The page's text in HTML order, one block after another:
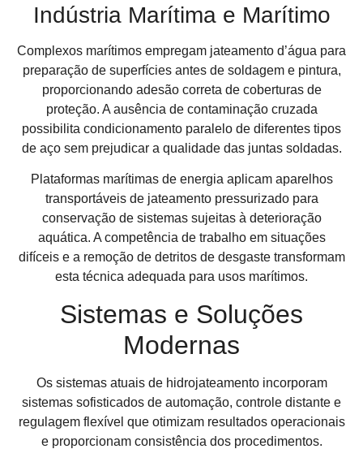
Indústria Marítima e Marítimo
Complexos marítimos empregam jateamento d’água para
preparação de superfícies antes de soldagem e pintura,
proporcionando adesão correta de coberturas de
proteção. A ausência de contaminação cruzada
possibilita condicionamento paralelo de diferentes tipos
de aço sem prejudicar a qualidade das juntas soldadas.
Plataformas marítimas de energia aplicam aparelhos
transportáveis de jateamento pressurizado para
conservação de sistemas sujeitas à deterioração
aquática. A competência de trabalho em situações
difíceis e a remoção de detritos de desgaste transformam
esta técnica adequada para usos marítimos.
Sistemas e Soluções
Modernas
Os sistemas atuais de hidrojateamento incorporam
sistemas sofisticados de automação, controle distante e
regulagem flexível que otimizam resultados operacionais
e proporcionam consistência dos procedimentos.